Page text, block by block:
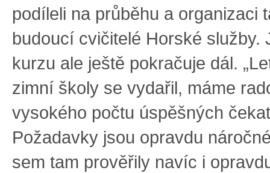
podíleli na průběhu a organizaci
budoucí cvičitelé Horské služby.
kurzu ale ještě pokračuje dál.
zimní školy se vydařil, máme
vysokého počtu úspěšných
Požadavky jsou opravdu
sem tam prověřily navíc i